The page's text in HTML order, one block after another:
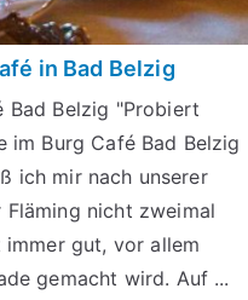
in Bad Belzig
Bad Belzig "Probiert
im Burg Café Bad Belzig
ich mir nach unserer
nicht zweimal
gut, vor allem
gemacht wird. Auf ...